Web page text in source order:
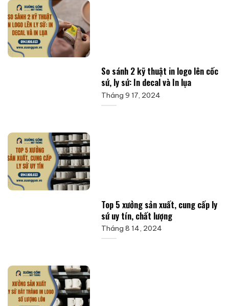
So sánh 2 kỹ thuật in logo lên cốc
sứ, ly sứ: In decal và In lụa
Tháng 9 17, 2024
Top 5 xưởng sản xuất, cung cấp ly
sứ uy tín, chất lượng
Tháng 8 14, 2024